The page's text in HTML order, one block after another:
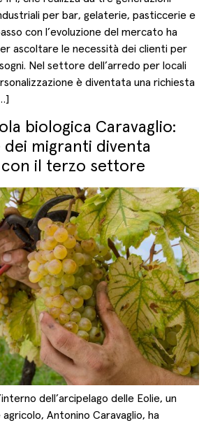
per bar, gelaterie, pasticcerie e
con l’evoluzione del mercato ha
ascoltare le necessità dei clienti per
Nel settore dell’arredo per locali
è diventata una richiesta
biologica Caravaglio:
dei migranti diventa
il terzo settore
dell’arcipelago delle Eolie, un
Antonino Caravaglio, ha